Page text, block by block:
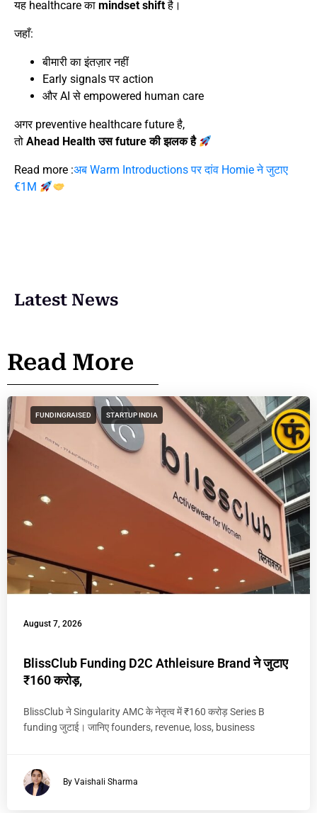
यह healthcare का mindset shiftहै।
जहाँ:
बीमारी का इंतज़ार नहीं
Early signals पर action
और AI से empowered human care
अगर preventive healthcare future है,
तो Ahead Health उस future की झलक है
Read more :अब Warm Introductions पर दांव Homie ने जुटाए
€1M
Latest News
Read More
FUNDINGRAISED STARTUP INDIA
August 7, 2026
BlissClub Funding D2C Athleisure Brand ने जुटाए
₹160 करोड़,
BlissClub ने Singularity AMC के नेतृत्व में ₹160 करोड़ Series B
funding जुटाई। जानिए founders, revenue, loss, business
By Vaishali Sharma